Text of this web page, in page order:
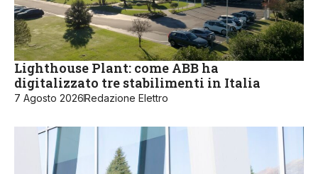
Lighthouse Plant: come ABB ha
digitalizzato tre stabilimenti in Italia
7 Agosto 2026Redazione Elettro